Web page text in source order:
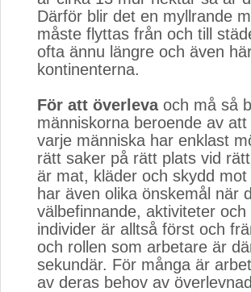
Därför blir det en myllrande
måste flyttas från och till
ofta ännu längre och även
kontinenterna.
För att överlevaoch må så
människorna beroende av
varje människa har enklast
rätt saker på rätt plats vid
är mat, kläder och skydd
har även olika önskemål när
välbefinnande, aktiviteter
individer är alltså först och
och rollen som arbetare är
sekundär. För många är
av deras behov av